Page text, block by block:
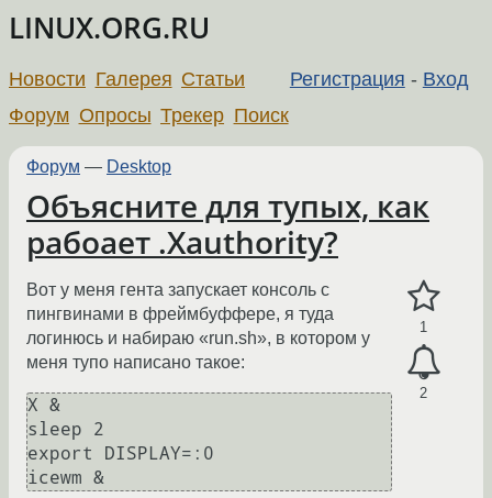
LINUX.ORG.RU
Регистрация - Вход
Новости Галерея Статьи
Форум Опросы Трекер Поиск
Форум — Desktop
Объясните для тупых, как
рабоает .Xauthority?
1
2
Вот у меня гента запускает консоль с
пингвинами в фреймбуффере, я туда
логинюсь и набираю «run.sh», в котором у
меня тупо написано такое:
X &
sleep 2
export DISPLAY=:0